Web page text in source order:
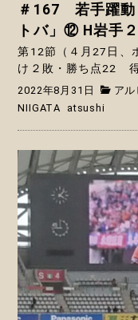
＃167 若手躍
トバ」⑫ H岩手
第12節（４月27日
け２敗・勝ち点22
2022年8月31日
ア
NIIGATA
atsushi